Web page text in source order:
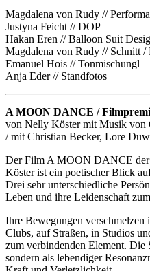
Magdalena von Rudy //
Justyna Feicht // DOP
Hakan Eren // Balloon Suit
Magdalena von Rudy // Schnitt /
Emanuel Hois // Tonmischungl
Anja Eder // Standfotos
A MOON DANCE /
von Nelly Köster mit Musik von
/ mit Christian Becker, Lore
Der Film A MOON DANCE
Köster ist ein poetischer Blick
Drei sehr unterschiedliche
Leben und ihre Leidenschaft
Ihre Bewegungen verschmelzen
Clubs, auf Straßen, in Studios
zum verbindenden Element. Die
sondern als lebendiger